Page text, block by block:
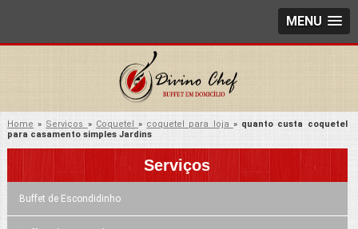
MENU
Home » Serviços » Coquetel» coquetel para loja » quanto custa coquetel
para casamento simples Jardins
Serviços
Buffet de Escondidinho